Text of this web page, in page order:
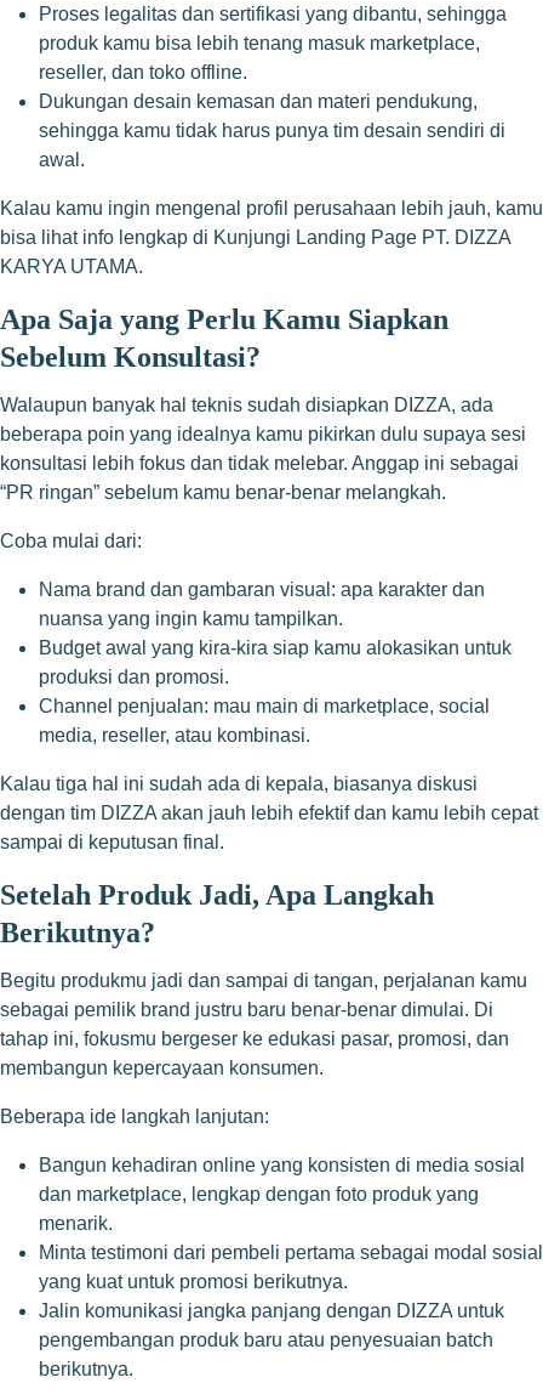
Proses legalitas dan sertifikasi yang dibantu, sehingga
produk kamu bisa lebih tenang masuk marketplace,
reseller, dan toko offline.
Dukungan desain kemasan dan materi pendukung,
sehingga kamu tidak harus punya tim desain sendiri di
awal.
Kalau kamu ingin mengenal profil perusahaan lebih jauh, kamu
bisa lihat info lengkap di Kunjungi Landing Page PT. DIZZA
KARYA UTAMA.
Apa Saja yang Perlu Kamu Siapkan
Sebelum Konsultasi?
Walaupun banyak hal teknis sudah disiapkan DIZZA, ada
beberapa poin yang idealnya kamu pikirkan dulu supaya sesi
konsultasi lebih fokus dan tidak melebar. Anggap ini sebagai
“PR ringan” sebelum kamu benar-benar melangkah.
Coba mulai dari:
Nama brand dan gambaran visual: apa karakter dan
nuansa yang ingin kamu tampilkan.
Budget awal yang kira-kira siap kamu alokasikan untuk
produksi dan promosi.
Channel penjualan: mau main di marketplace, social
media, reseller, atau kombinasi.
Kalau tiga hal ini sudah ada di kepala, biasanya diskusi
dengan tim DIZZA akan jauh lebih efektif dan kamu lebih cepat
sampai di keputusan final.
Setelah Produk Jadi, Apa Langkah
Berikutnya?
Begitu produkmu jadi dan sampai di tangan, perjalanan kamu
sebagai pemilik brand justru baru benar-benar dimulai. Di
tahap ini, fokusmu bergeser ke edukasi pasar, promosi, dan
membangun kepercayaan konsumen.
Beberapa ide langkah lanjutan:
Bangun kehadiran online yang konsisten di media sosial
dan marketplace, lengkap dengan foto produk yang
menarik.
Minta testimoni dari pembeli pertama sebagai modal sosial
yang kuat untuk promosi berikutnya.
Jalin komunikasi jangka panjang dengan DIZZA untuk
pengembangan produk baru atau penyesuaian batch
berikutnya.